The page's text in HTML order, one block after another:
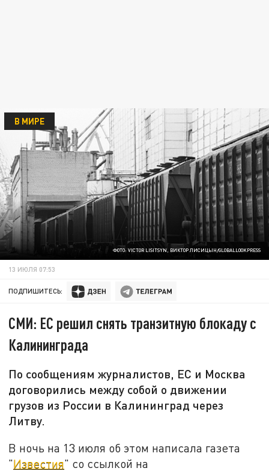
ФОТО: VICTOR LISITSYN, ВИКТОР ЛИСИЦЫН/GLOBALLOOKPRESS
В МИРЕ
13 ИЮЛЯ 07:53
ПОДПИШИТЕСЬ:
СМИ: ЕС решил снять транзитную блокаду с
Калининграда
По сообщениям журналистов, ЕС и Москва
договорились между собой о движении
грузов из России в Калининград через
Литву.
В ночь на 13 июля об этом написала газета
"Известия" со ссылкой на